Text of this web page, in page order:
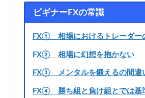
ビギナーFXの常識
FX① 相場におけるトレーダー
FX② 相場に幻想を抱かない
FX③ メンタルを鍛えるの間違
FX④ 勝ち組と負け組とでは基